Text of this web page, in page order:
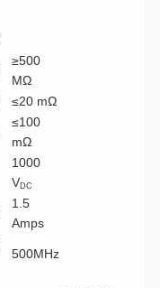
≥500
MΩ
≤20 mΩ
≤100
mΩ
1000
VDC
1.5
Amps
500MHz